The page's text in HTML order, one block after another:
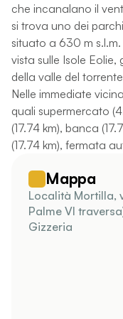
che incanalano il
si trova uno dei
situato a 630 m
vista sulle Isole Eolie,
della valle del
Nelle immediate
quali supermercato
(17.74 km), banca
(17.74 km), fermata
Mappa
Località Mortilla,
Palme VI
Gizzeria